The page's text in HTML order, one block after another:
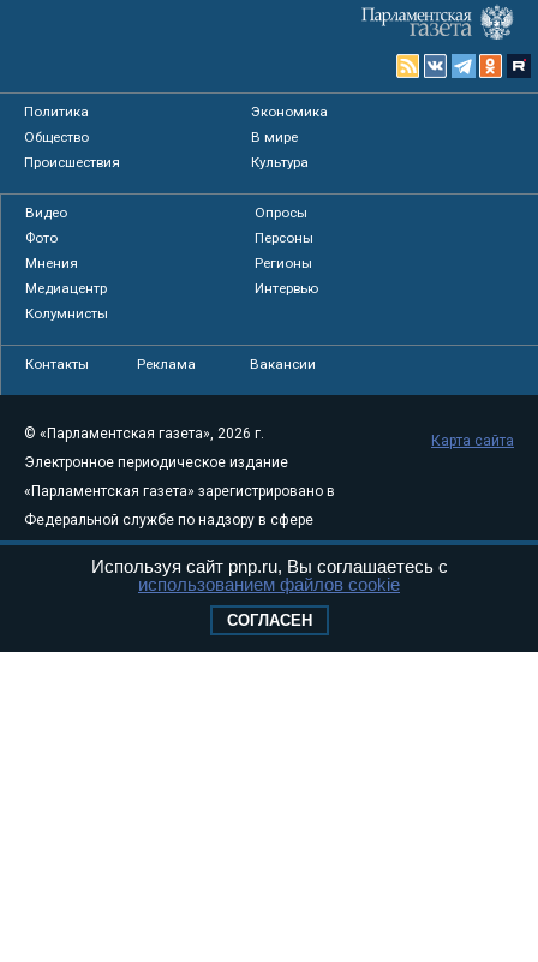
Политика
Экономика
Общество
В мире
Происшествия
Культура
Видео
Опросы
Фото
Персоны
Мнения
Регионы
Медиацентр
Интервью
Колумнисты
Контакты Реклама Вакансии
© «Парламентская газета», 2026 г.
Электронное периодическое издание
«Парламентская газета» зарегистрировано в
Федеральной службе по надзору в сфере
связи, информационных технологий и
массовых коммуникаций (Роскомнадзор) 05
Свидетельство о регистрации Эл № ФС77-
Карта сайта
Используя сайт pnp.ru, Вы соглашаетесь с
использованием файлов cookie
СОГЛАСЕН